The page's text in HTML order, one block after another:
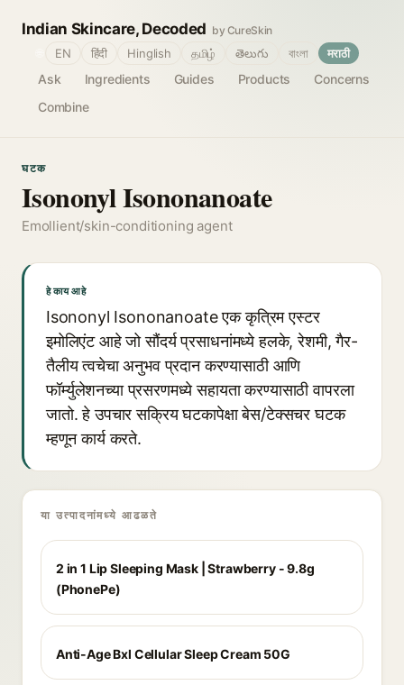
Indian Skincare, Decoded by CureSkin
Ask Ingredients Guides Products
Concerns
Combine
EN हिंदी Hinglish தமிழ் తెలుగు বাংলা मराठी
घटक
Isononyl Isononanoate
Emollient/skin-conditioning agent
हे काय आहे
Isononyl Isononanoate एक कृत्रिम एस्टर
इमोलिएंट आहे जो सौंदर्य प्रसाधनांमध्ये हलके, रेशमी, गैर-
तैलीय त्वचेचा अनुभव प्रदान करण्यासाठी आणि
फॉर्म्युलेशनच्या प्रसरणमध्ये सहायता करण्यासाठी वापरला
जातो. हे उपचार सक्रिय घटकापेक्षा बेस/टेक्सचर घटक
म्हणून कार्य करते.
या उत्पादनांमध्ये आढळते
2 in 1 Lip Sleeping Mask | Strawberry - 9.8g
(PhonePe)
Anti-Age Bxl Cellular Sleep Cream 50G